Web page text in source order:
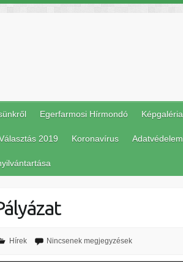
Egerfarmosi Hírmondó Képgaléria
2019 Koronavírus Adatvédelem
Hírek Nincsenek megjegyzések